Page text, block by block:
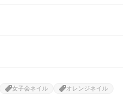
女子会ネイル
オレンジネイル